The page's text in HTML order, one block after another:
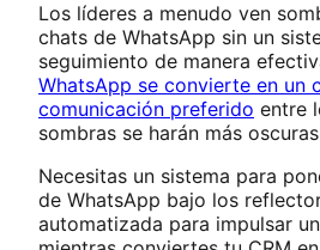
Los líderes a menudo ven
chats de WhatsApp sin un
seguimiento de manera
WhatsApp se convierte en un
comunicación preferido entre
sombras se harán más
Necesitas un sistema para
de WhatsApp bajo los
automatizada para impulsar